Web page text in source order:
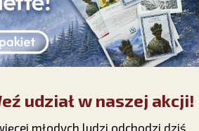
udział w naszej akcji!
młodych ludzi odchodzi dziś